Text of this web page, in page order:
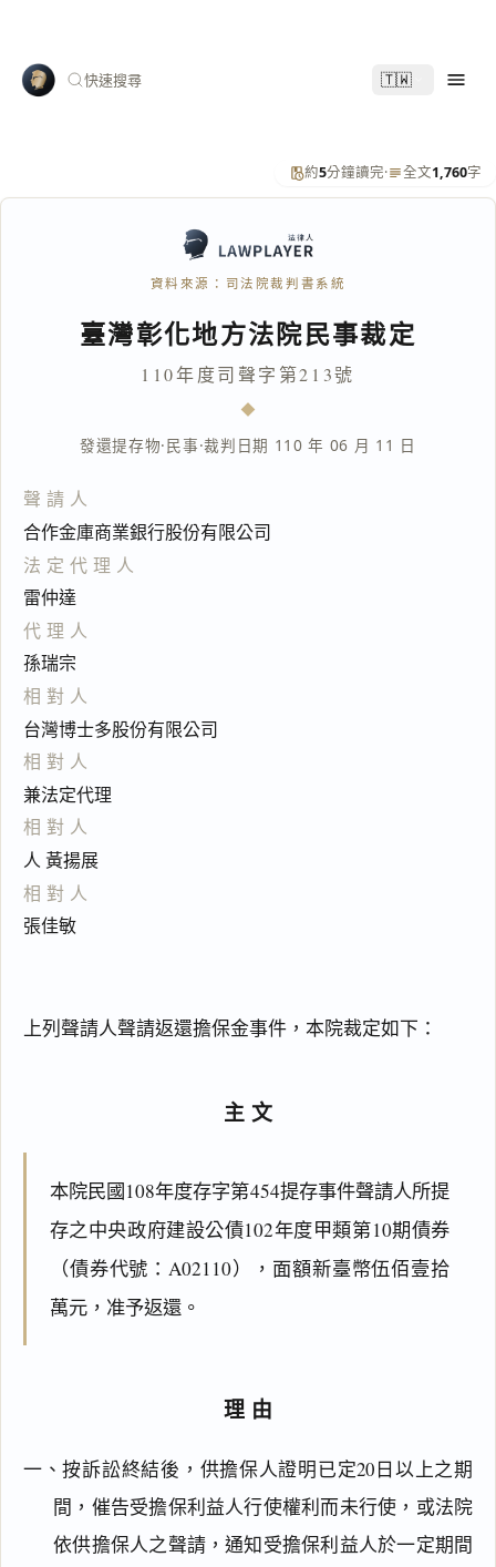
快速搜尋 🇹🇼
約5分鐘讀完· 全文1,760字
資料來源：司法院裁判書系統
臺灣彰化地方法院民事裁定
110年度司聲字第213號
發還提存物·民事·裁判日期 110 年 06 月 11 日
聲請人
合作金庫商業銀行股份有限公司
法定代理人
雷仲達
代理人
孫瑞宗
相對人
台灣博士多股份有限公司
相對人
兼法定代理
相對人
人 黃揚展
相對人
張佳敏
上列聲請人聲請返還擔保金事件，本院裁定如下：
主文
本院民國108年度存字第454提存事件聲請人所提
存之中央政府建設公債102年度甲類第10期債券
（債券代號：A02110），面額新臺幣伍佰壹拾
萬元，准予返還。
理由
一、按訴訟終結後，供擔保人證明已定20日以上之期
間，催告受擔保利益人行使權利而未行使，或法院
依供擔保人之聲請，通知受擔保利益人於一定期間